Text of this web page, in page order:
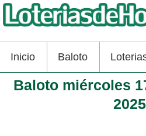
Inicio Baloto
Baloto miércoles
2025